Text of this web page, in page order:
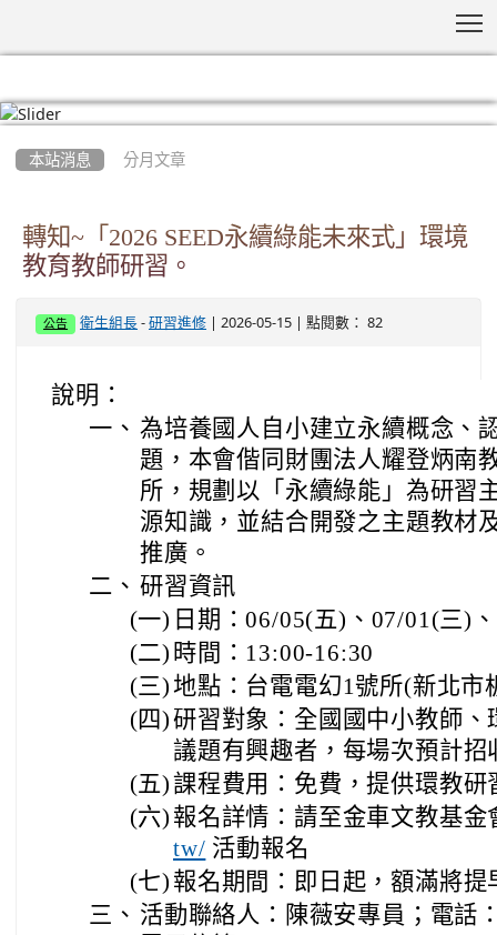
本站消息 分月文章
轉知~「2026 SEED永續綠能未來式」環境
教育教師研習。
公告 衛生組長 -研習進修 | 2026-05-15 | 點閱數： 82
說明：
一、 為培養國人自小建立永續概念、
題，本會偕同財團法人耀登炳南
所，規劃以「永續綠能」為研習
源知識，並結合開發之主題教材
推廣。
二、 研習資訊
(一) 日期：06/05(五)、07/01(三)
(二) 時間：13:00-16:30
(三)地點：台電電幻1號所(新北市
(四)研習對象：全國國中小教師
議題有興趣者，每場次預計招
(五)課程費用：免費，提供環教研
(六) 報名詳情：請至金車文教基
tw/ 活動報名
(七) 報名期間：即日起，額滿將提
三、 活動聯絡人：陳薇安專員；電話